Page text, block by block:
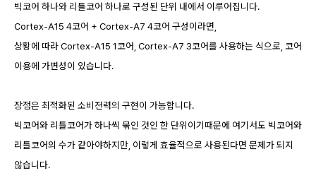
빅코어 하나와 리틀코어 하나로 구성된 단위 내에서 이루어집니다.
Cortex-A15 4코어 + Cortex-A7 4코어 구성이라면,
상황에 따라 Cortex-A15 1코어, Cortex-A7 3코어를 사용하는 식으로, 코어
이용에 가변성이 있습니다.
장점은 최적화된 소비전력의 구현이 가능합니다.
빅코어와 리틀코어가 하나씩 묶인 것인 한 단위이기때문에 여기서도 빅코어와
리틀코어의 수가 같아야하지만, 이렇게 효율적으로 사용된다면 문제가 되지
않습니다.